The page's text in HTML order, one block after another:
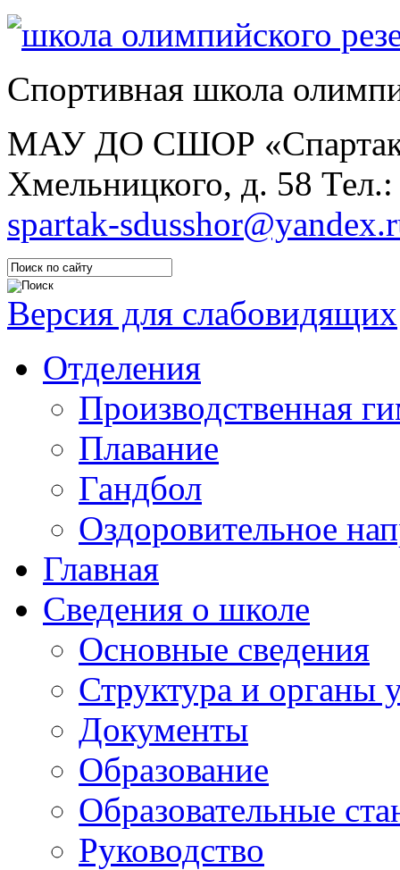
Спортивная школа
МАУ ДО СШОР
Хмельницкого, д. 58
spartak-
Версия для слабовидящих
Отделения
Производственная
Плавание
Гандбол
Оздоровительное
Главная
Сведения о школе
Основные сведения
Структура и органы
Документы
Образование
Образовательные
Руководство